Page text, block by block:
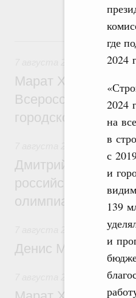
где
2024
2024
на
в
с
и
139
и
Экономика
Марат Хуснуллин
Всероссийского
городской среды
Отрасль
Дмитрий
российскую
олимпиаде по
Общие
Денис Мантуров
Бюджеты